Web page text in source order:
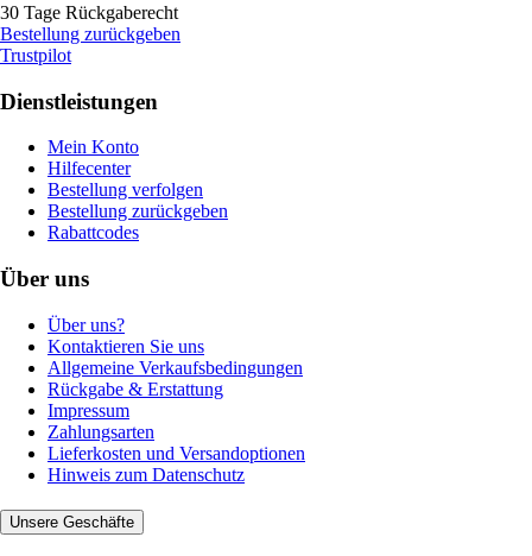
30 Tage Rückgaberecht
Bestellung zurückgeben
Trustpilot
Dienstleistungen
Mein Konto
Hilfecenter
Bestellung verfolgen
Bestellung zurückgeben
Rabattcodes
Über uns
Über uns?
Kontaktieren Sie uns
Allgemeine Verkaufsbedingungen
Rückgabe & Erstattung
Impressum
Zahlungsarten
Lieferkosten und Versandoptionen
Hinweis zum Datenschutz
Unsere Geschäfte